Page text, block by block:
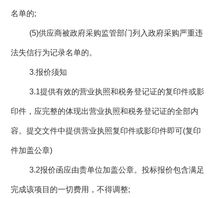
名单的;
(5)供应商被政府采购监管部门列入政府采购严重违
法失信行为记录名单的。
3.报价须知
3.1提供有效的营业执照和税务登记证的复印件或影
印件，应完整的体现出营业执照和税务登记证的全部内
容。提交文件中提供营业执照复印件或影印件即可(复印
件加盖公章)
3.2报价函应由贵单位加盖公章。投标报价包含满足
完成该项目的一切费用，不得调整;